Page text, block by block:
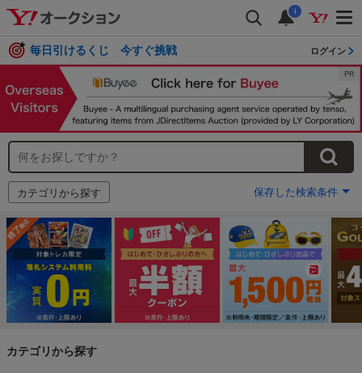
i
毎日引けるくじ 今すぐ挑戦 ログイン
カテゴリから探す 保存した検索条件
カテゴリから探す